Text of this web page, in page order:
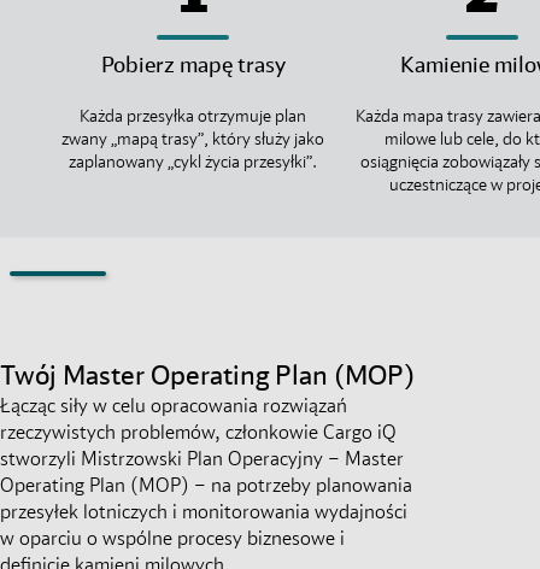
Pobierz mapę trasy
Każda przesyłka otrzymuje plan
zwany „mapą trasy”, który służy jako
zaplanowany „cykl życia przesyłki”.
Kamienie
Każda mapa trasy
milowe lub cele, do
osiągnięcia zobowiązały
uczestniczące w
Twój Master Operating Plan (MOP)
Łącząc siły w celu opracowania rozwiązań
rzeczywistych problemów, członkowie Cargo iQ
stworzyli Mistrzowski Plan Operacyjny – Master
Operating Plan (MOP) – na potrzeby planowania
przesyłek lotniczych i monitorowania wydajności
w oparciu o wspólne procesy biznesowe i